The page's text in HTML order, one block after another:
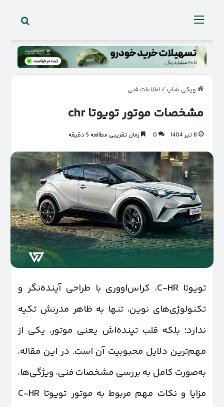
منو
ویکی شاپ/ اطلاعات فنی
مشخصات موتور تویوتا chr
8 تیر 1404 0 زمان تقریبی مطالعه 5 دقیقه
تویوتا C-HR، کراس‌اووری با طراحی آینده‌نگر و
تکنولوژی‌های نوین، تنها به ظاهر مدرنش تکیه
ندارد؛ بلکه قلب تپنده‌اش یعنی موتور، یکی از
مهم‌ترین دلایل محبوبیت آن است. در این مقاله،
به‌صورت کامل به بررسی مشخصات فنی، ویژگی‌ها،
مزایا و نکات مهم مربوط به موتور تویوتا C-HR